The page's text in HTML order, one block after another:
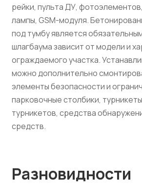
рейки, пульта ДУ,
лампы, GSM-модуля.
под тумбу является
шлагбаума зависит от модели и
ограждаемого участка.
можно дополнительно
элементы безопасности и
парковочные столбики,
турникетов, средства
средств.
Разновидности